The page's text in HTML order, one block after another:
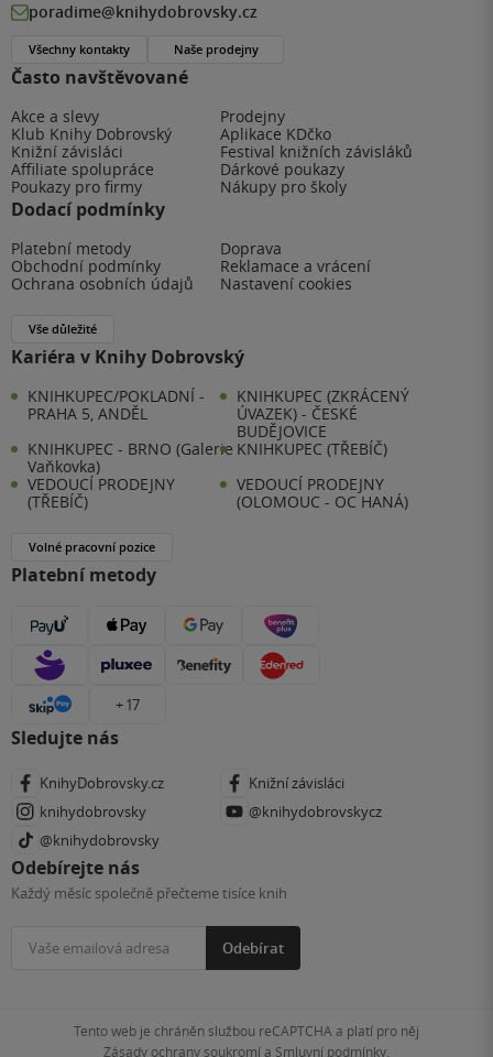
Často navštěvované
Akce a slevy
Prodejny
Klub Knihy Dobrovský
Aplikace KDčko
Knižní závisláci
Festival knižních závisláků
Affiliate spolupráce
Dárkové poukazy
Poukazy pro firmy
Nákupy pro školy
Dodací podmínky
Platební metody
Doprava
Obchodní podmínky
Reklamace a vrácení
Ochrana osobních údajů
Nastavení cookies
Vše důležité
Kariéra v Knihy Dobrovský
KNIHKUPEC/POKLADNÍ -
PRAHA 5, ANDĚL
KNIHKUPEC (ZKRÁCENÝ
ÚVAZEK) - ČESKÉ
BUDĚJOVICE
KNIHKUPEC - BRNO (Galerie
Vaňkovka)
KNIHKUPEC (TŘEBÍČ)
VEDOUCÍ PRODEJNY
(TŘEBÍČ)
VEDOUCÍ PRODEJNY
(OLOMOUC - OC HANÁ)
Volné pracovní pozice
Platební metody
+ 17
Sledujte nás
KnihyDobrovsky.cz
Knižní závisláci
knihydobrovsky
@knihydobrovskycz
@knihydobrovsky
Odebírejte nás
Každý měsíc společně přečteme tisíce knih
Odebírat
poradime@knihydobrovsky.cz
Všechny kontakty Naše prodejny
Tento web je chráněn službou reCAPTCHA a platí pro něj
Zásady ochrany soukromía Smluvní podmínky